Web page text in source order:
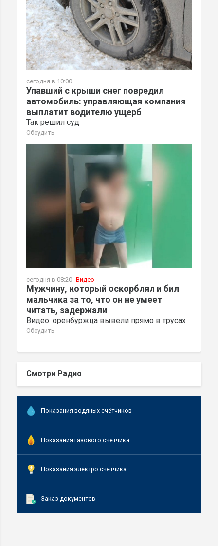
сегодня в 10:00
Упавший с крыши снег повредил
автомобиль: управляющая компания
выплатит водителю ущерб
Так решил суд
Обсудить
сегодня в 08:20 Видео
Мужчину, который оскорблял и бил
мальчика за то, что он не умеет
читать, задержали
Видео: оренбуржца вывели прямо в трусах
Обсудить
Смотри Радио
Показания водяных счётчиков
Показания газового счетчика
Показания электро счётчика
Заказ документов